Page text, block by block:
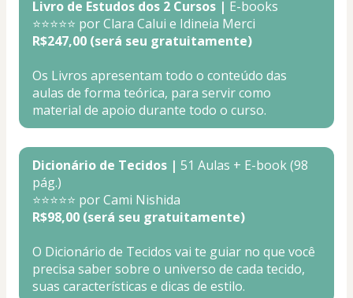
Livro de Estudos dos 2 Cursos | E-books
⭐⭐⭐⭐⭐ por Clara Calui e Idineia Merci
R$247,00 (será seu gratuitamente)
Os Livros apresentam todo o conteúdo das
aulas de forma teórica, para servir como
material de apoio durante todo o curso.
Dicionário de Tecidos | 51 Aulas + E-book (98
pág.)
⭐⭐⭐⭐⭐ por Cami Nishida
R$98,00 (será seu gratuitamente)
O Dicionário de Tecidos vai te guiar no que você
precisa saber sobre o universo de cada tecido,
suas características e dicas de estilo.